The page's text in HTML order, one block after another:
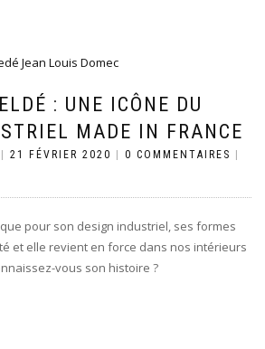
: UNE ICÔNE DU
MADE IN FRANCE
21 FÉVRIER 2020 0 COMMENTAIRES
pour son design industriel, ses formes
et elle revient en force dans nos intérieurs
vous son histoire ?